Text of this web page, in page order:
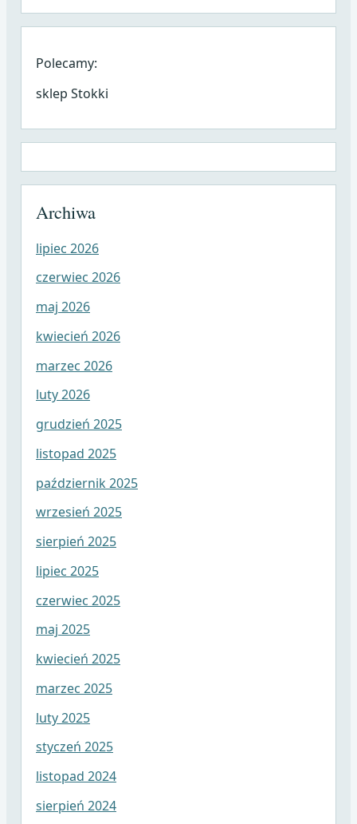
Polecamy:
sklep Stokki
Archiwa
lipiec 2026
czerwiec 2026
maj 2026
kwiecień 2026
marzec 2026
luty 2026
grudzień 2025
listopad 2025
październik 2025
wrzesień 2025
sierpień 2025
lipiec 2025
czerwiec 2025
maj 2025
kwiecień 2025
marzec 2025
luty 2025
styczeń 2025
listopad 2024
sierpień 2024